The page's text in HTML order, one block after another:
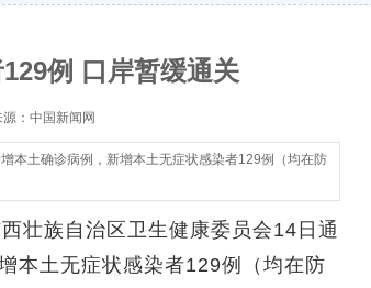
例 口岸暂缓通关
源：中国新闻网
本土确诊病例，新增本土无症状感染者129例（均在防
族自治区卫生健康委员会14日通
本土无症状感染者129例（均在防